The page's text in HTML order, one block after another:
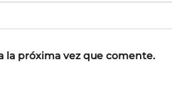
la próxima vez que comente.